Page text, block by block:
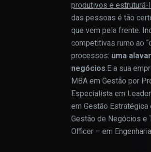
produtivos e estruturá-
das pessoas é tão
que vem pela frente.
competitivas rumo ao
processos: uma
negócios.E a sua
MBA em Gestão por
Especialista em
em Gestão Estratégica
Gestão de Negócios e
Officer – em